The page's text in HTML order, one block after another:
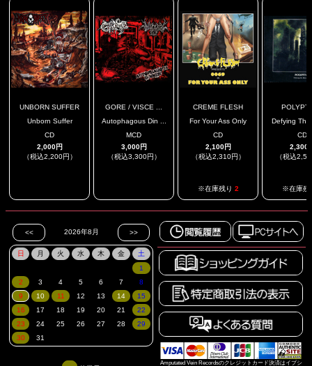
UNBORN SUFFER
Unborn Suffer
CD
2,000円
（税込2,200円）
GORE / VISCE ...
Autophagous Din ...
MCD
3,000円
（税込3,300円）
CREME FLESH
For Your Ass Only
CD
2,100円
（税込2,310円）
※在庫残り 2
Defying
CD
2,300
（税込
※在庫残
Amputated Vein Recordsのクレジットカード決済はイプシ